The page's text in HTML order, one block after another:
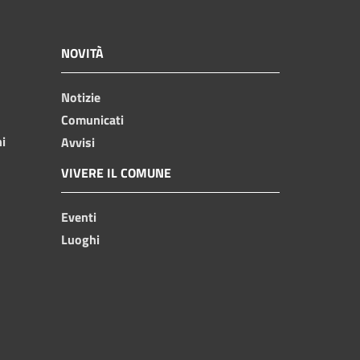
NOVITÀ
Notizie
Comunicati
Avvisi
VIVERE IL COMUNE
Eventi
Luoghi